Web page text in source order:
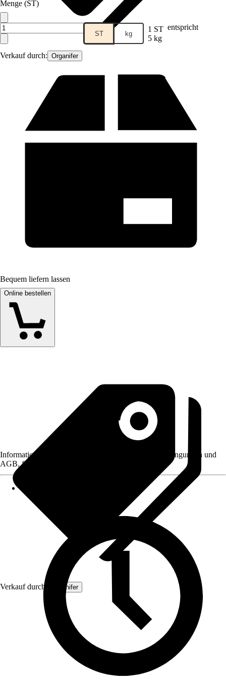
Verkauf durch: Organifer
Menge (ST)
ST kg 1 ST entspricht
5 kg
Bequem liefern lassen
Online bestellen
Verkauf durch: Organifer
Informationen des Verkäufers, wie z. B. Rückgabebedingungen und
AGB, finden Sie bei Klick auf den Verkäufernamen.